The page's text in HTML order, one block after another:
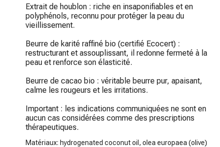
Extrait de houblon : riche en insaponifiables et en
polyphénols, reconnu pour protéger la peau du
vieillissement.
Beurre de karité raffiné bio (certifié Ecocert) :
restructurant et assouplissant, il redonne fermeté à la
peau et renforce son élasticité.
Beurre de cacao bio : véritable beurre pur, apaisant,
calme les rougeurs et les irritations.
Important : les indications communiquées ne sont en
aucun cas considérées comme des prescriptions
thérapeutiques.
Matériaux: hydrogenated coconut oil, olea europaea (olive)